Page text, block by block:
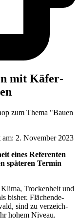
mit Käfer­
zum Thema "Bauen
am: 2. November 2023
eines Refe­ren­ten
spä­te­ren Ter­min
Tro­cken­heit und
bis­her. Flä­chen­de­
sind zu ver­zeich­
hohem Niveau.